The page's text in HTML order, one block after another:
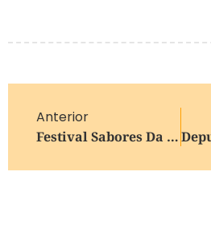
Anterior
Festival Sabores Da Colônia 2026 Está Com As Inscrições Abertas Para Estabelecimentos Gastronômicos E Cervejarias